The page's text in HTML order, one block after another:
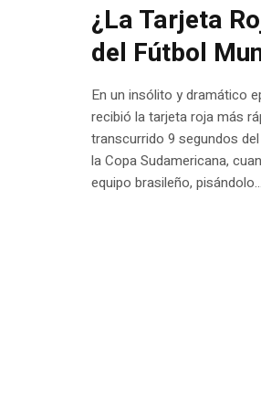
¿La Tarjeta
del Fútbol
En un insólito y dramático
recibió la tarjeta roja más
transcurrido 9 segundos
la Copa Sudamericana,
equipo brasileño, pisándolo...